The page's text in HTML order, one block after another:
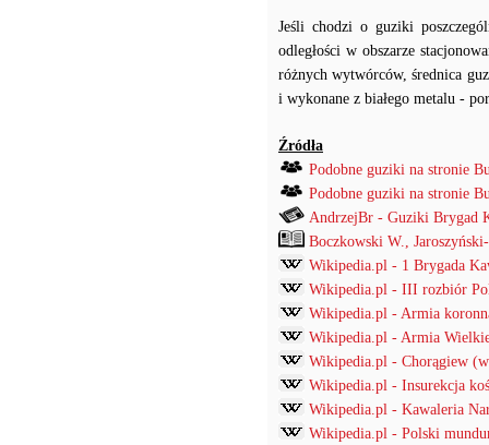
Jeśli chodzi o guziki
odległości w obszarze
różnych wytwórców, średnica
i wykonane z białego metalu -
Źródła
Podobne guziki na stronie
Podobne guziki na stronie
AndrzejBr - Guziki Brygad
Boczkowski W.,
Wikipedia.pl - 1 Brygada
Wikipedia.pl - III rozbiór
Wikipedia.pl - Armia
Wikipedia.pl - Armia
Wikipedia.pl - Chorągiew
Wikipedia.pl - Insurekcja
Wikipedia.pl - Kawaleria
Wikipedia.pl - Polski